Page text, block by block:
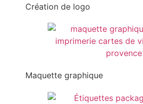
Création de logo
Maquette graphique